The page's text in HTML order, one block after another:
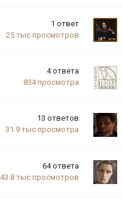
1 ответ
25 тыс просмотров
4 ответа
834 просмотра
13 ответов
31.9 тыс просмотра
64 ответа
43.8 тыс просмотров